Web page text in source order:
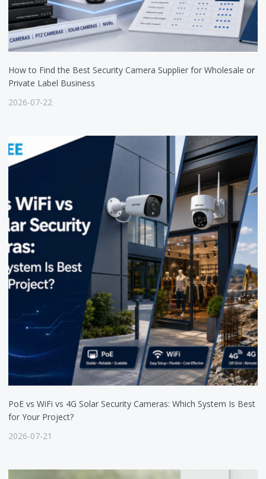
How to Find the Best Security Camera Supplier for Wholesale or
Private Label Business
2026-07-22
PoE vs WiFi vs 4G Solar Security Cameras: Which System Is Best
for Your Project?
2026-07-21